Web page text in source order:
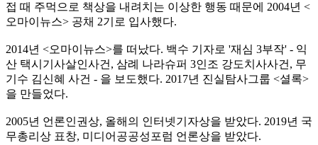
접 때 주먹으로 책상을 내려치는 이상한 행동 때문에 2004년 <
오마이뉴스> 공채 2기로 입사했다.
2014년 <오마이뉴스>를 떠났다. 백수 기자로 '재심 3부작' - 익
산 택시기사살인사건, 삼례 나라슈퍼 3인조 강도치사사건, 무
기수 김신혜 사건 - 을 보도했다. 2017년 진실탐사그룹 <셜록>
을 만들었다.
2005년 언론인권상, 올해의 인터넷기자상을 받았다. 2019년 국
무총리상 표창, 미디어공공성포럼 언론상을 받았다.